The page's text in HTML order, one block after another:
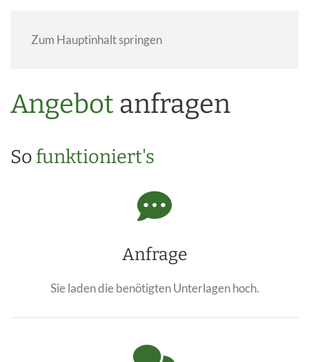
Zum Hauptinhalt springen
Angebot anfragen
So funktioniert's
Anfrage
Sie laden die benötigten Unterlagen hoch.